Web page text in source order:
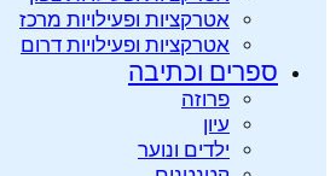
אטרקציות ופעילויות מרכז
אטרקציות ופעילויות דרום
ספרים וכתיבה
פרוזה
עיון
ילדים ונוער